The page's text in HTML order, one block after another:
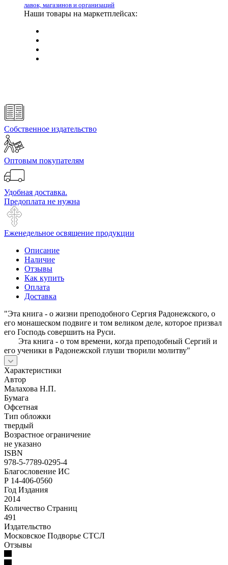
лавок, магазинов и организаций
Наши товары на маркетплейсах:
Собственное издательство
Оптовым покупателям
Удобная доставка.
Предоплата не нужна
Еженедельное освящение продукции
Описание
Наличие
Отзывы
Как купить
Оплата
Доставка
"Эта книга - о жизни преподобного Сергия Радонежского, о
его монашеском подвиге и том великом деле, которое призвал
его Господь совершить на Руси.
Эта книга - о том времени, когда преподобный Сергий и
его ученики в Радонежской глуши творили молитву"
Характеристики
Автор
Малахова Н.П.
Бумага
Офсетная
Тип обложки
твердый
Возрастное ограничение
не указано
ISBN
978-5-7789-0295-4
Благословение ИС
Р 14-406-0560
Год Издания
2014
Количество Страниц
491
Издательство
Московское Подворье СТСЛ
Отзывы